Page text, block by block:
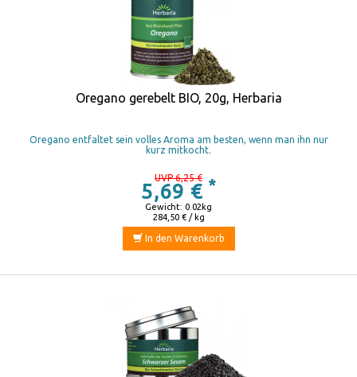
Oregano gerebelt BIO, 20g, Herbaria
Oregano entfaltet sein volles Aroma am besten, wenn man ihn nur
kurz mitkocht.
UVP 6,25 €
5,69 € *
284,50 € / kg
Gewicht: 0.02kg
In den Warenkorb